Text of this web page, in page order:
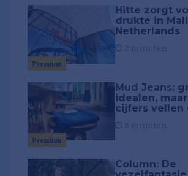
Premium
Hitte zorgt
drukte in
Netherlands
Premium
Mud Jeans:
idealen,
cijfers vellen
Column: De